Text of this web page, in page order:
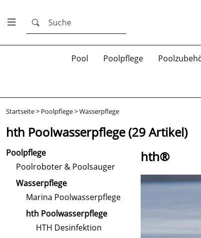
Suche
Pool Poolpflege
Startseite> Poolpflege>Wasserpflege
hth Poolwasserpflege(29 Artikel)
Poolpflege
Poolroboter & Poolsauger
Wasserpflege
Marina Poolwasserpflege
hth Poolwasserpflege
HTH Desinfektion
hth®